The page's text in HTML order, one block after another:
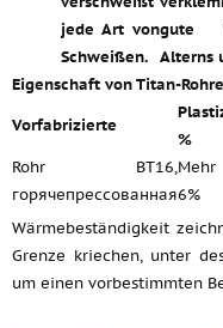
jede Art von
Schweißen.
gute
Alterns
Eigenschaft von Titan-
Vorfabrizierte
%
Rohr ВТ16,
горячепрессованная6%
Wärmebeständigkeit
Grenze kriechen, unter
um einen vorbestimmten